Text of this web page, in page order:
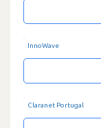
InnoWave
Claranet Portugal